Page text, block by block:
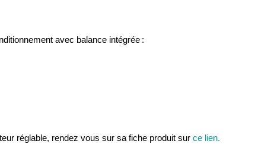
avec balance intégrée :
réglable, rendez vous sur sa fiche produit sur ce lien.